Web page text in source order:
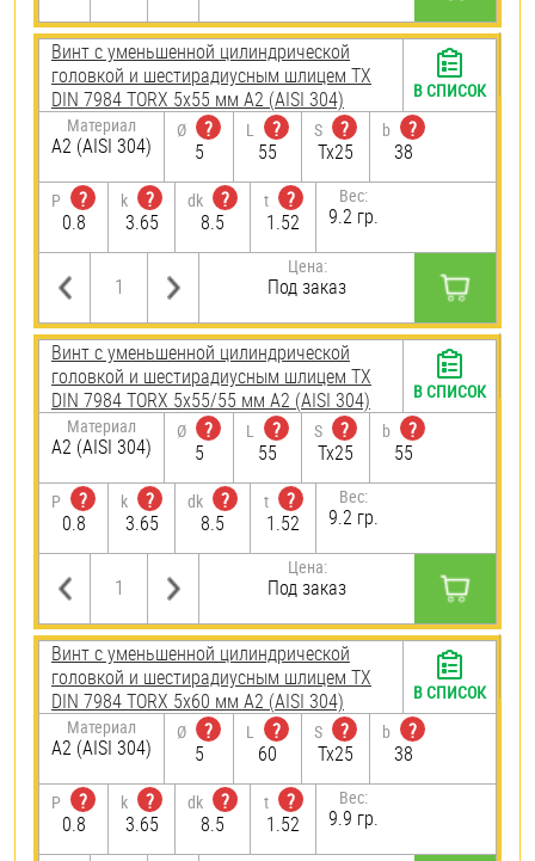
Винт с уменьшенной цилиндрической
головкой и шестирадиусным шлицем TX
DIN 7984 TORX 5х55 мм А2 (AISI 304)
Материал
А2 (AISI 304)
Ø
?
5
L
?
55
S
?
Tx25
b
?
38
P
?
0.8
k
?
3.65
dk
?
8.5
t
?
1.52
Вес:
9.2 гр.
Цена:
Под заказ
В СПИСОК
Винт с уменьшенной цилиндрической
головкой и шестирадиусным шлицем TX
DIN 7984 TORX 5х55/55 мм А2 (AISI 304)
Материал
А2 (AISI 304)
Ø
?
5
L
?
55
S
?
Tx25
b
?
55
P
?
0.8
k
?
3.65
dk
?
8.5
t
?
1.52
Вес:
9.2 гр.
Цена:
Под заказ
В СПИСОК
Винт с уменьшенной цилиндрической
головкой и шестирадиусным шлицем TX
DIN 7984 TORX 5х60 мм А2 (AISI 304)
Материал
А2 (AISI 304)
Ø
?
5
L
?
60
S
?
Tx25
b
?
38
P
?
0.8
k
?
3.65
dk
?
8.5
t
?
1.52
Вес:
9.9 гр.
В СПИСОК